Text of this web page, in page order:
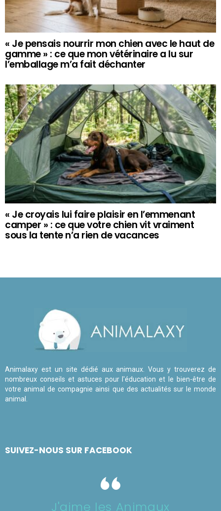
« Je pensais nourrir mon chien avec le haut de
gamme » : ce que mon vétérinaire a lu sur
l’emballage m’a fait déchanter
« Je croyais lui faire plaisir en l’emmenant
camper » : ce que votre chien vit vraiment
sous la tente n’a rien de vacances
Animalaxy est un site dédié aux animaux. Vous y trouverez de
nombreux conseils et astuces pour l'éducation et le bien-être de
votre animal de compagnie ainsi que des actualités sur le monde
animal.
SUIVEZ-NOUS SUR FACEBOOK
J'aime les Animaux